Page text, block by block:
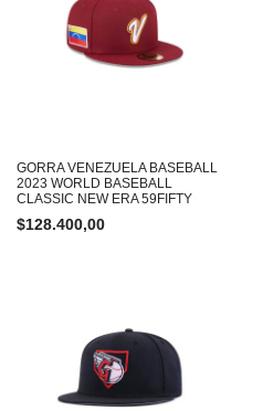
GORRA VENEZUELA BASEBALL
2023 WORLD BASEBALL
CLASSIC NEW ERA 59FIFTY
$128.400,00